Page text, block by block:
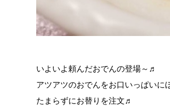
いよいよ頼んだおでんの登場～♬
アツアツのおでんをお口いっぱいに
たまらずにお替りを注文♬